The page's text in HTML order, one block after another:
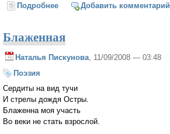
Подробнее о Верим в то, чего нет...
Добавить комментарий
Блаженная
Наталья Пискунова , 11/09/2008 — 03:48
Поэзия
Сердиты на вид тучи
И стрелы дождя Остры.
Блаженна моя участь
Во веки не стать взрослой.